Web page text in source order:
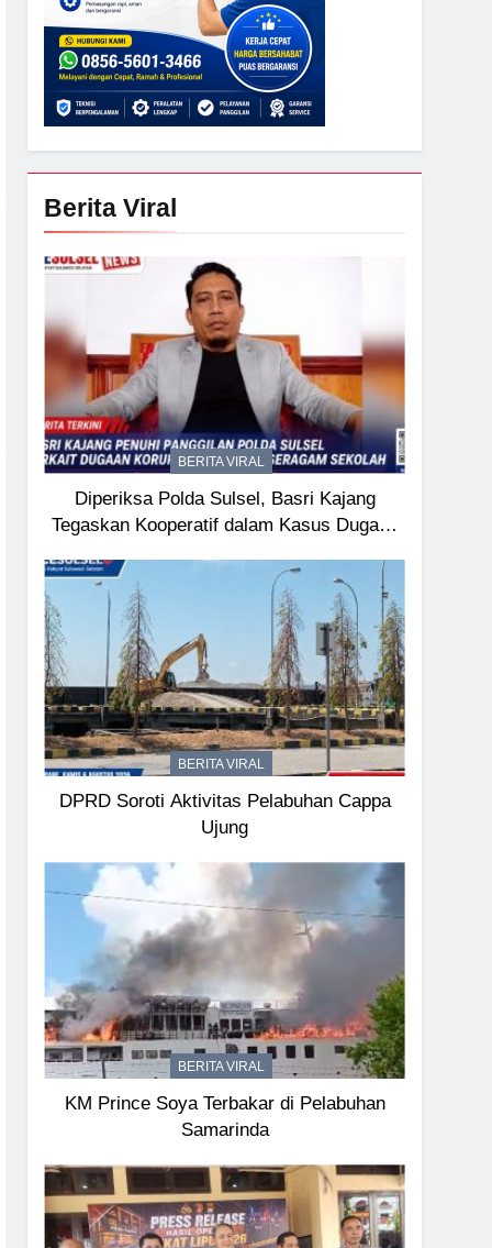
Berita Viral
BERITA VIRAL
Diperiksa Polda Sulsel, Basri Kajang
Tegaskan Kooperatif dalam Kasus Dugaan
BERITA VIRAL
DPRD Soroti Aktivitas Pelabuhan Cappa
Ujung
BERITA VIRAL
KM Prince Soya Terbakar di Pelabuhan
Samarinda